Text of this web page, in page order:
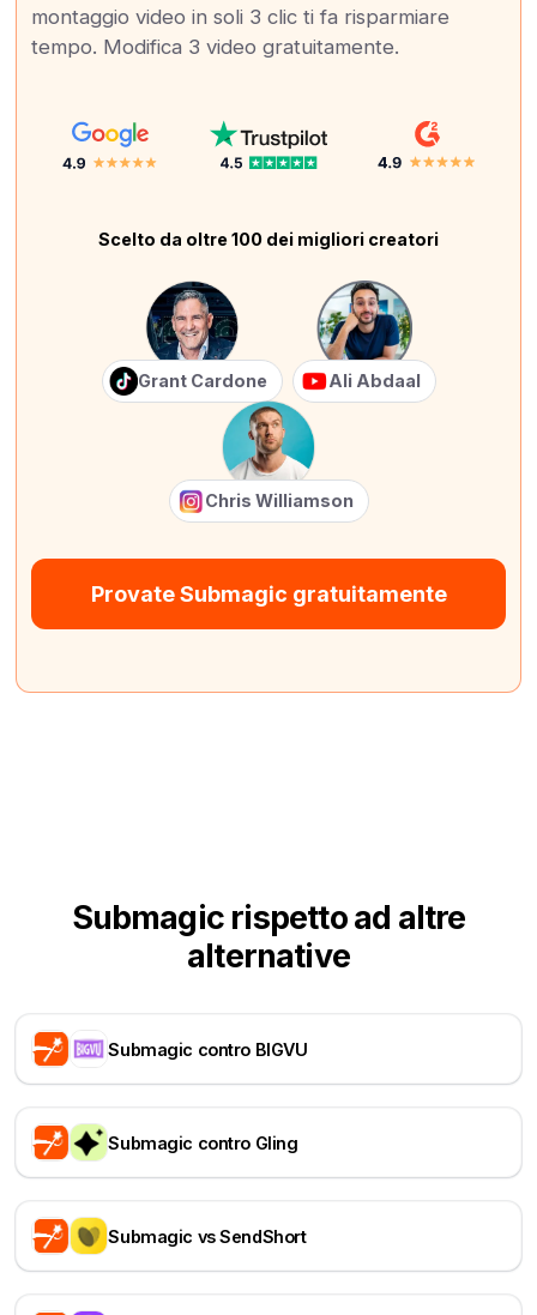
montaggio video in soli 3 clic ti fa risparmiare
tempo. Modifica 3 video gratuitamente.
Scelto da oltre 100 dei migliori creatori
Grant Cardone Ali Abdaal
Chris Williamson
Provate Submagic gratuitamente
Submagic rispetto ad altre
alternative
Submagic contro BIGVU
Submagic contro Gling
Submagic vs SendShort